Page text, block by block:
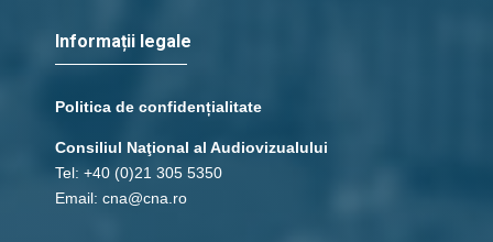
Informații legale
Politica de confidențialitate
Consiliul Naţional al Audiovizualului
Tel: +40 (0)21 305 5350
Email: cna@cna.ro